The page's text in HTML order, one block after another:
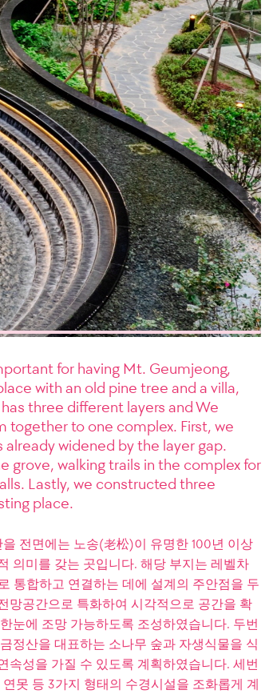
for having Mt. Geumjeong,
with an old pine tree and a villa,
three different layers and We
to one complex. First, we
widened by the layer gap.
grove, walking trails in the complex for
Lastly, we constructed three
place.
전면에는 노송(老松)이 유명한 100년 이상
의미를 갖는 곳입니다. 해당 부지는 레벨차
통합하고 연결하는 데에 설계의 주안점을 두
망공간으로 특화하여 시각적으로 공간을 확
눈에 조망 가능하도록 조성하였습니다. 두번
정산을 대표하는 소나무 숲과 자생식물을 식
속성을 가질 수 있도록 계획하였습니다. 세번
못 등 3가지 형태의 수경시설을 조화롭게 계